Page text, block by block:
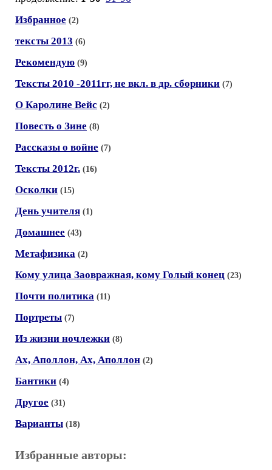
Избранное (2)
тексты 2013 (6)
Рекомендую (9)
Тексты 2010 -2011гг, не вкл. в др. сборники (7)
О Каролине Вейс (2)
Повесть о Зине (8)
Рассказы о войне (7)
Тексты 2012г. (16)
Осколки (15)
День учителя (1)
Домашнее (43)
Метафизика (2)
Кому улица Заовражная, кому Голый конец (23)
Почти политика (11)
Портреты (7)
Из жизни ночлежки (8)
Ах, Аполлон, Ах, Аполлон (2)
Бантики (4)
Другое (31)
Варианты (18)
Избранные авторы: